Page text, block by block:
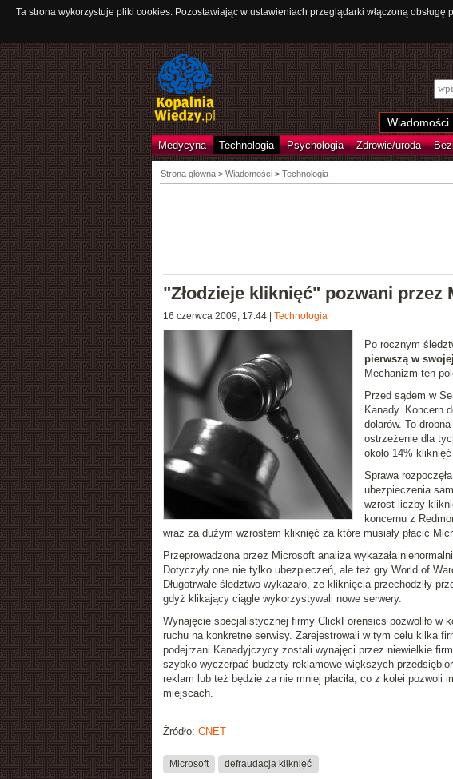
Ta strona wykorzystuje pliki cookies. Pozostawiając w ustawieniach przeglądarki włączoną
Wiadomości
Medycyna Technologia Psychologia Zdrowie/uroda
Strona główna> Wiadomości > Technologia
"Złodzieje kliknięć" pozwani przez
16 czerwca 2009, 17:44| Technologia
Po rocznym
pierwszą w
Mechanizm ten
Przed sądem w
Kanady. Koncern
dolarów. To
ostrzeżenie dla
około 14%
Sprawa
ubezpieczenia
wzrost liczby
koncernu z
wraz za dużym wzrostem kliknięć za które musiały płacić
Przeprowadzona przez Microsoft analiza wykazała
Dotyczyły one nie tylko ubezpieczeń, ale też gry World of
Długotrwałe śledztwo wykazało, że kliknięcia przechodziły
gdyż klikający ciągle wykorzystywali nowe serwery.
Wynajęcie specjalistycznej firmy ClickForensics pozwoliło w
ruchu na konkretne serwisy. Zarejestrowali w tym celu kilka
podejrzani Kanadyjczycy zostali wynajęci przez niewielkie
szybko wyczerpać budżety reklamowe większych
reklam lub też będzie za nie mniej płaciła, co z kolei
miejscach.
Źródło: CNET
Microsoft defraudacja kliknięć